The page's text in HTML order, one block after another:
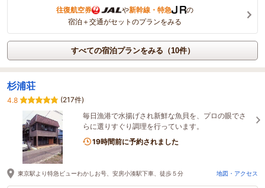
往復航空券 や新幹線・特急
の
宿泊＋交通がセットのプランをみる
すべての宿泊プランをみる（10件）
杉浦荘
4.8
(217件)
毎日漁港で水揚げされ新鮮な魚貝を、プロの眼でさ
らに選りすぐり調理を行っています。
19時間前に予約されました
東京駅より特急ビューわかしお号、安房小湊駅下車、徒歩５分 地図・アクセス